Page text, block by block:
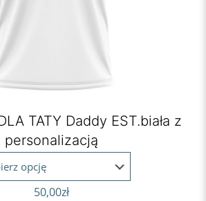
TATY Daddy EST.biała z
personalizacją
50,00zł